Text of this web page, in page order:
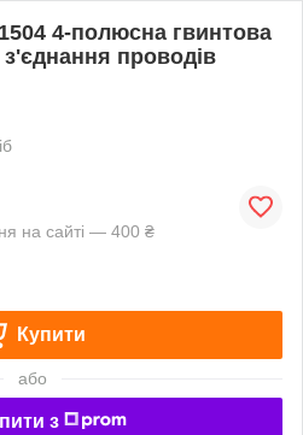
4-полюсна гвинтова
проводів
на сайті — 400 ₴
Купити
або
з